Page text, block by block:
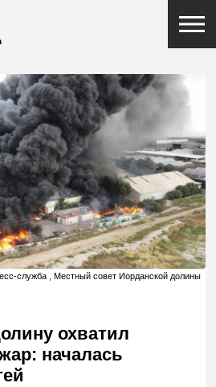
служба , Местный совет Иорданской долины
охватил
началась